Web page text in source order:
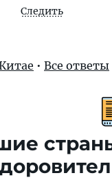
Следить
• Все ответы